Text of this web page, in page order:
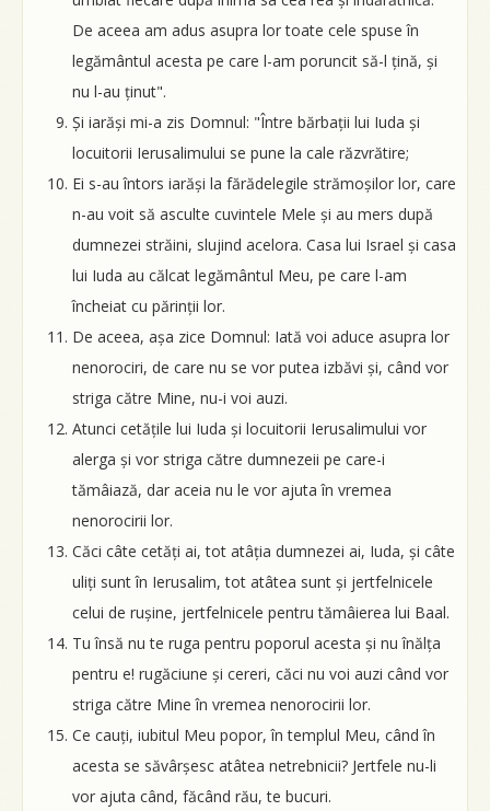
De aceea am adus asupra lor toate cele spuse în
legământul acesta pe care l-am poruncit să-l țină, și
nu l-au ținut".
Și iarăși mi-a zis Domnul: "Între bărbații lui Iuda și
locuitorii Ierusalimului se pune la cale răzvrătire;
Ei s-au întors iarăși la fărădelegile strămoșilor lor, care
n-au voit să asculte cuvintele Mele și au mers după
dumnezei străini, slujind acelora. Casa lui Israel și casa
lui Iuda au călcat legământul Meu, pe care l-am
încheiat cu părinții lor.
De aceea, așa zice Domnul: Iată voi aduce asupra lor
nenorociri, de care nu se vor putea izbăvi și, când vor
striga către Mine, nu-i voi auzi.
Atunci cetățile lui Iuda și locuitorii Ierusalimului vor
alerga și vor striga către dumnezeii pe care-i
tămâiază, dar aceia nu le vor ajuta în vremea
nenorocirii lor.
Căci câte cetăți ai, tot atâția dumnezei ai, Iuda, și câte
uliți sunt în Ierusalim, tot atâtea sunt și jertfelnicele
celui de rușine, jertfelnicele pentru tămâierea lui Baal.
Tu însă nu te ruga pentru poporul acesta și nu înălța
pentru e! rugăciune și cereri, căci nu voi auzi când vor
striga către Mine în vremea nenorocirii lor.
Ce cauți, iubitul Meu popor, în templul Meu, când în
acesta se săvârșesc atâtea netrebnicii? Jertfele nu-li
vor ajuta când, făcând rău, te bucuri.